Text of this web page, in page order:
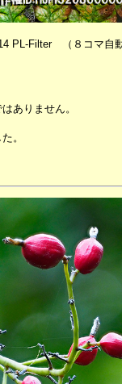
PL-Filter （８コマ自
ありません。
。